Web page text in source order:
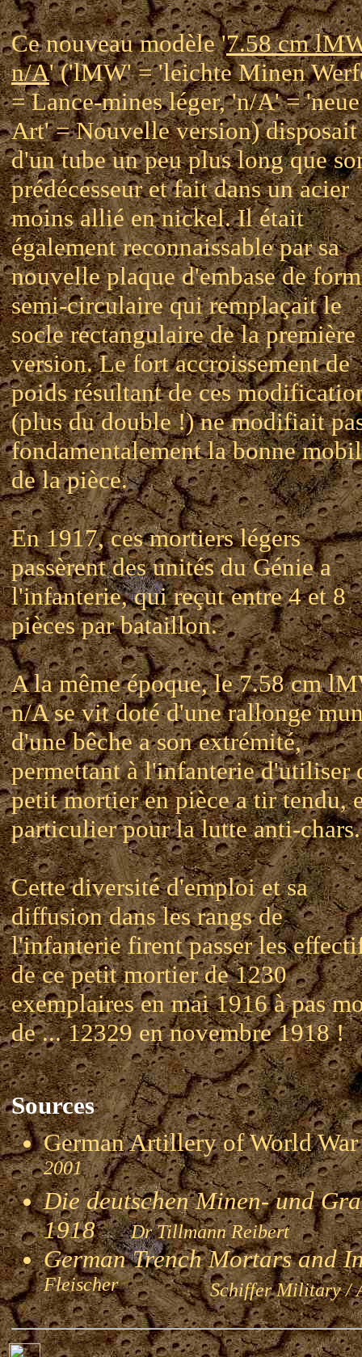
Ce nouveau modèle '7.58 cm
n/A' ('lMW' = 'leichte Minen
= Lance-mines léger, 'n/A' = 'neue
Art' = Nouvelle version) disposait
d'un tube un peu plus long que
prédécesseur et fait dans un acier
moins allié en nickel. Il était
également reconnaissable par sa
nouvelle plaque d'embase de
semi-circulaire qui remplaçait le
socle rectangulaire de la première
version. Le fort accroissement de
poids résultant de ces
(plus du double !) ne modifiait
fondamentalement la bonne
de la pièce.
En 1917, ces mortiers légers
passèrent des unités du Génie a
l'infanterie, qui reçut entre 4 et 8
pièces par bataillon.
A la même époque, le 7.58 cm
n/A se vit doté d'une rallonge
d'une bêche a son extrémité,
permettant à l'infanterie d'utiliser
petit mortier en pièce a tir tendu,
particulier pour la lutte anti-chars.
Cette diversité d'emploi et sa
diffusion dans les rangs de
l'infanterie firent passer les
de ce petit mortier de 1230
exemplaires en mai 1916 à pas
de ... 12329 en novembre 1918 !
Sources
German Artillery of World
2001
Die deutschen Minen- und
1918Dr Tillmann Reibert
German Trench Mortars and
FleischerSchiffer Military /